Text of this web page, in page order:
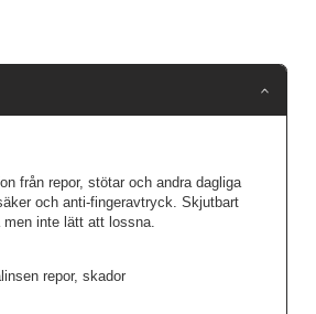
från repor, stötar och andra dagliga
och anti-fingeravtryck. Skjutbart
inte lätt att lossna.
repor, skador